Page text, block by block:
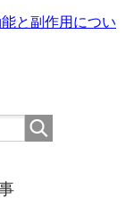
と副作用につい